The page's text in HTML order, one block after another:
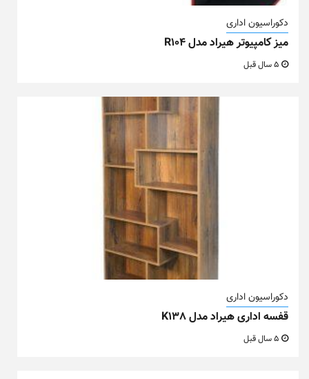
دکوراسیون اداری
میز کامپیوتر هیراد مدل R104
دکوراسیون اداری
قفسه اداری هیراد مدل K138